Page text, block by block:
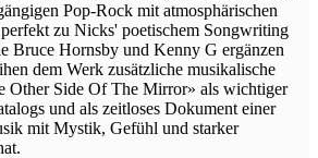
Pop-Rock mit atmosphärischen
zu Nicks' poetischem Songwriting
Bruce Hornsby und Kenny G ergänzen
dem Werk zusätzliche musikalische
Other Side Of The Mirror» als wichtiger
und als zeitloses Dokument einer
mit Mystik, Gefühl und starker